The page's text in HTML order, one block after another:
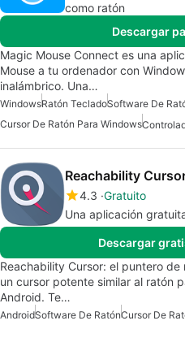
como ratón
Descargar
Magic Mouse Connect es una
Mouse a tu ordenador con
inalámbrico. Una…
WindowsRatón TecladoSoftware De
Cursor De Ratón Para Windows
4.3 Gratuito
Una aplicación
Descargar
Reachability Cursor: el puntero
un cursor potente similar al ratón
Android. Te…
AndroidSoftware De RatónCursor De